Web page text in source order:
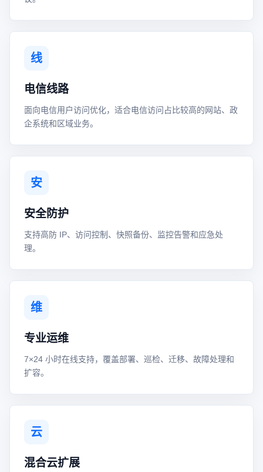
线
电信线路
面向电信用户访问优化，适合电信访问占比较高的网站、政
企系统和区域业务。
安
安全防护
支持高防 IP、访问控制、快照备份、监控告警和应急处
理。
维
专业运维
7×24 小时在线支持，覆盖部署、巡检、迁移、故障处理和
扩容。
云
混合云扩展